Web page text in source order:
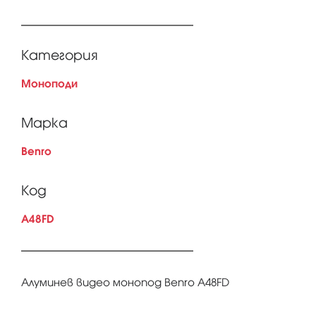
Категория
Моноподи
Марка
Benro
Код
A48FD
Алуминев видео монопод Benro A48FD